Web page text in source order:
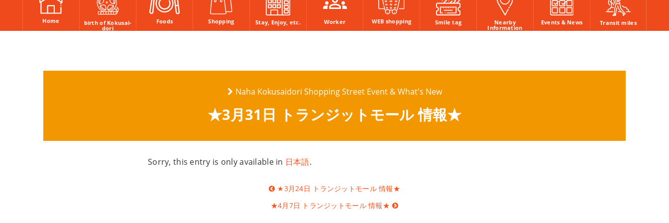
Home birth of Kokusai-
dori
Foods Shopping Stay, Enjoy, etc. Worker WEB shopping Smile tag Nearby
Information
Events & News Transit miles
Naha Kokusaidori Shopping Street Event & What's New
★3月31日 トランジットモール 情報★
Sorry, this entry is only available in 日本語.
★3月24日 トランジットモール 情報★
★4月7日 トランジットモール 情報★